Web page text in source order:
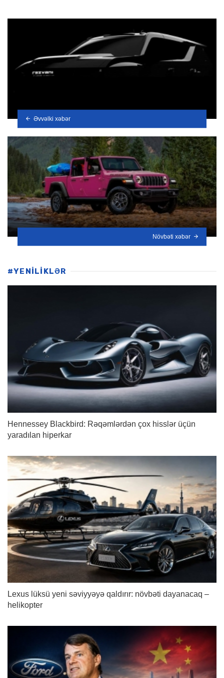
Əvvəlki xəbər
Növbəti xəbər
#YENİLİKLƏR
Hennessey Blackbird: Rəqəmlərdən çox hisslər üçün
yaradılan hiperkar
Lexus lüksü yeni səviyyəyə qaldırır: növbəti dayanacaq –
helikopter